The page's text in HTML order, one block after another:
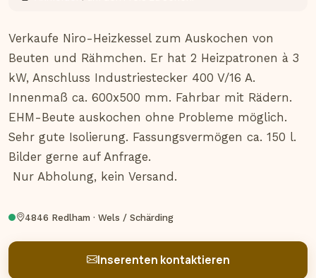
Verkaufe Niro-Heizkessel zum Auskochen von
Beuten und Rähmchen. Er hat 2 Heizpatronen à 3
kW, Anschluss Industriestecker 400 V/16 A.
Innenmaß ca. 600x500 mm. Fahrbar mit Rädern.
EHM-Beute auskochen ohne Probleme möglich.
Sehr gute Isolierung. Fassungsvermögen ca. 150 l.
Bilder gerne auf Anfrage.
Nur Abholung, kein Versand.
4846 Redlham · Wels / Schärding
Inserenten kontaktieren